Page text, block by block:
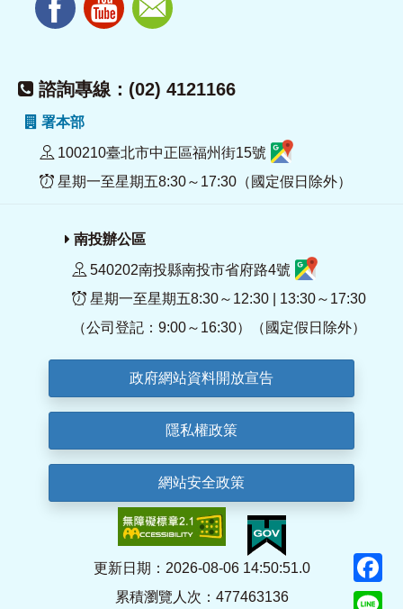
諮詢專線：(02) 4121166
署本部
100210臺北市中正區福州街15號
星期一至星期五8:30～17:30（國定假日除外）
南投辦公區
540202南投縣南投市省府路4號
星期一至星期五8:30～12:30 | 13:30～17:30
（公司登記：9:00～16:30）（國定假日除外）
政府網站資料開放宣告
隱私權政策
網站安全政策
更新日期：2026-08-06 14:50:51.0
累積瀏覽人次：477463136